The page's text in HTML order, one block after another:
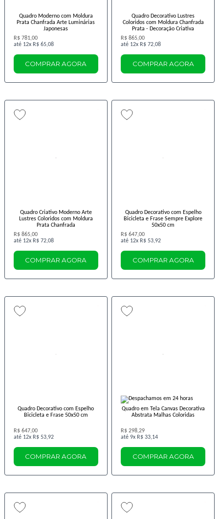
Quadro Moderno com Moldura
Prata Chanfrada Arte Luminárias
Japonesas
R$ 781,00
12x R$ 65,08
COMPRAR AGORA
Quadro Decorativo Lustres
Coloridos com Moldura Chanfrada
Prata - Decoração Criativa
R$ 865,00
12x R$ 72,08
COMPRAR AGORA
Quadro Criativo Moderno Arte
Lustres Coloridos com Moldura
Prata Chanfrada
R$ 865,00
12x R$ 72,08
COMPRAR AGORA
Quadro Decorativo com Espelho
Bicicleta e Frase Sempre Explore
50x50 cm
R$ 647,00
12x R$ 53,92
COMPRAR AGORA
Quadro Decorativo com Espelho
Bicicleta e Frase 50x50 cm
R$ 647,00
12x R$ 53,92
COMPRAR AGORA
Quadro em Tela Canvas Decorativa
Abstrata Malhas Coloridas
R$ 298,29
9x R$ 33,14
COMPRAR AGORA